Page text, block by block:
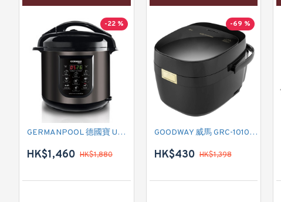
-22 %
GERMANPOOL 德國寶 URC-28 電飯煲
HK$1,460 HK$1,880
-69 %
GOODWAY 威馬 GRC-10102IH IH 電飯煲
HK$430 HK$1,398